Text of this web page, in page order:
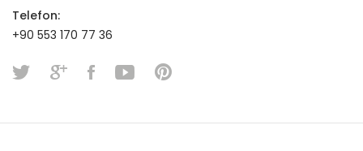
Telefon:
+90 553 170 77 36